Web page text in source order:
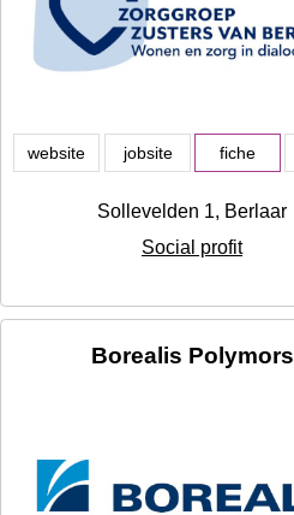
website jobsite fiche
Sollevelden 1, Berlaar
Social profit
Borealis Polymors